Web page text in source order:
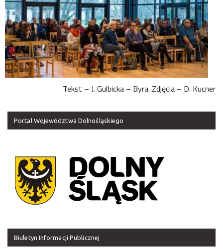
Tekst – J. Gulbicka – Byra. Zdjęcia – D. Kucner
Portal Województwa Dolnośląskiego
Biuletyn Informacji Publicznej